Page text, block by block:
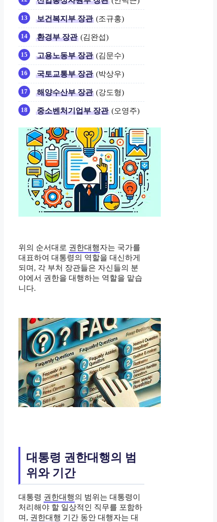
보건복지부 장관 (조규홍)
환경부 장관 (김완섭)
고용노동부 장관 (김문수)
국토교통부 장관 (박상우)
해양수산부 장관 (강도형)
중소벤처기업부 장관 (오영주)
위의 순서대로 권한대행자는 국가를
대표하여 대통령의 역할을 대신하게
되며, 각 부처 장관들은 자신들의 분
야에서 권한을 대행하는 역할을 맡습
니다.
대통령 권한대행의 범
위와 기간
대통령 권한대행의 범위는 대통령이
처리해야 할 일상적인 직무를 포함하
며, 권한대행 기간 동안 대행자는 대